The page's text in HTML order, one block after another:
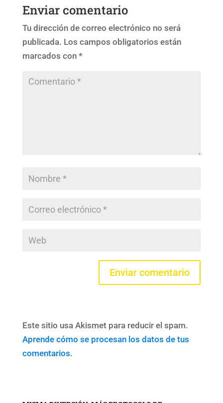
Enviar comentario
Tu dirección de correo electrónico no será
publicada. Los campos obligatorios están
marcados con *
Este sitio usa Akismet para reducir el spam.
Aprende cómo se procesan los datos de tus
comentarios.